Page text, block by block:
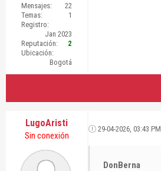
Mensajes:
22
Temas:
1
Registro:
Jan 2023
Reputación:
2
Ubicación:
Bogotá
LugoAristi
Sin conexión
29-04-2026, 03:43 PM
DonBerna